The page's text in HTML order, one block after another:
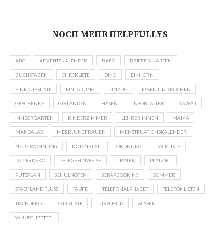
NOCH MEHR HELPFULLYS
ABC ADVENTSKALENDER BABY BRIEFE & KARTEN
BUCHSTABEN CHECKLISTE DINO EINHORN
EINKAUFSLISTE EINLADUNG EINZUG ESSEN UND KOCHEN
GESCHENKE GIRLANDEN HASEN INFOBLÄTTER KAWAII
KINDERGARTEN KINDERZIMMER LEHRER:INNEN MAMA
MANDALAS MEERJUNGFRAUEN MENSTRUATIONSKALENDER
NEUE WOHNUNG NOTENBLATT ORDNUNG PACKLISTE
PAPIERDEKO PFLEGEHINWEISE PIRATEN PLATZSET
PUTZPLAN SCHULNOTEN SCRAPBOOKING SOMMER
STADT LAND FLUSS TAUFE TELEFONALPHABET TELEFONLISTEN
TISCHDEKO TO DO LISTE TÜRSCHILD WISSEN
WUNSCHZETTEL